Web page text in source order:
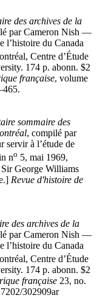
des archives de la
par Cameron Nish —
l’histoire du Canada
Centre d’Étude
174 p. abonn. $2
française, volume
sommaire des
, compilé par
à l’étude de
no 5, mai 1969,
George Williams
Revue d'histoire de
des archives de la
par Cameron Nish —
l’histoire du Canada
Centre d’Étude
174 p. abonn. $2
française 23, no.
302909ar